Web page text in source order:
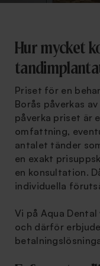
Hur mycket
Priset för en
Borås påverkas
påverka priset är
omfattning,
antalet tänder
en exakt
en konsultation.
individuella
Vi på Aqua
och därför